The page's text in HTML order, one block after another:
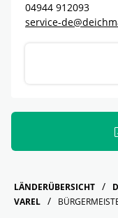
04944 912093
service-
LÄNDERÜBERSICHT
VAREL